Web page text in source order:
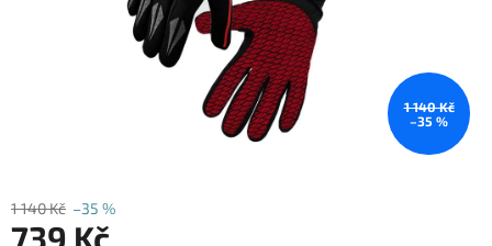
1 140 Kč
–35 %
1 140 Kč –35 %
739 Kč